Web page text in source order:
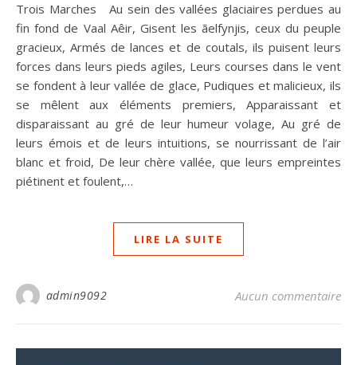
Trois Marches Au sein des vallées glaciaires perdues au
fin fond de Vaal Aêir, Gisent les ãelfynjis, ceux du peuple
gracieux, Armés de lances et de coutals, ils puisent leurs
forces dans leurs pieds agiles, Leurs courses dans le vent
se fondent à leur vallée de glace, Pudiques et malicieux, ils
se mêlent aux éléments premiers, Apparaissant et
disparaissant au gré de leur humeur volage, Au gré de
leurs émois et de leurs intuitions, se nourrissant de l’air
blanc et froid, De leur chère vallée, que leurs empreintes
piétinent et foulent,…
LIRE LA SUITE
admin9092 Aucun commentaire